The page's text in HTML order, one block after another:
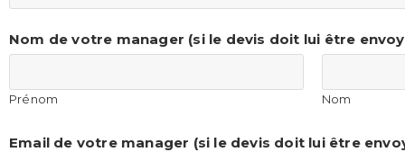
Nom de votre manager (si le devis doit lui être
Prénom Nom
Email de votre manager (si le devis doit lui être